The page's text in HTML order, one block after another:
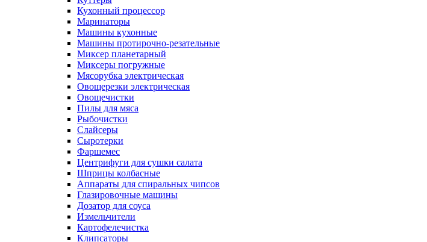
Кухонный процессор
Маринаторы
Машины кухонные
Машины протирочно-резательные
Миксер планетарный
Миксеры погружные
Мясорубка электрическая
Овощерезки электрическая
Овощечистки
Пилы для мяса
Рыбочистки
Слайсеры
Сыротерки
Фаршемес
Центрифуги для сушки салата
Шприцы колбасные
Аппараты для спиральных чипсов
Глазировочные машины
Дозатор для соуса
Измельчители
Картофелечистка
Клипсаторы